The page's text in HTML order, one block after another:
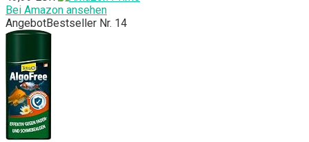
Bei Amazon ansehen
AngebotBestseller Nr. 14